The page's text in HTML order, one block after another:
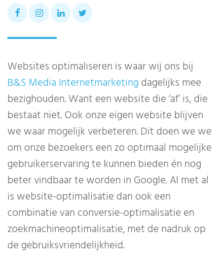
Websites optimaliseren is waar wij ons bij
B&S Media Internetmarketing dagelijks mee
bezighouden. Want een website die ‘af’ is, die
bestaat niet. Ook onze eigen website blijven
we waar mogelijk verbeteren. Dit doen we we
om onze bezoekers een zo optimaal mogelijke
gebruikerservaring te kunnen bieden én nog
beter vindbaar te worden in Google. Al met al
is website-optimalisatie dan ook een
combinatie van conversie-optimalisatie en
zoekmachineoptimalisatie, met de nadruk op
de gebruiksvriendelijkheid.